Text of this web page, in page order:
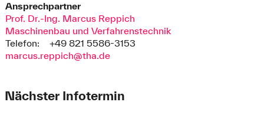
Ansprechpartner
Prof. Dr.-Ing. Marcus Reppich
Maschinenbau und Verfahrenstechnik
Telefon:
+49 821 5586-3153
marcus.reppich@tha.de
Nächster Infotermin